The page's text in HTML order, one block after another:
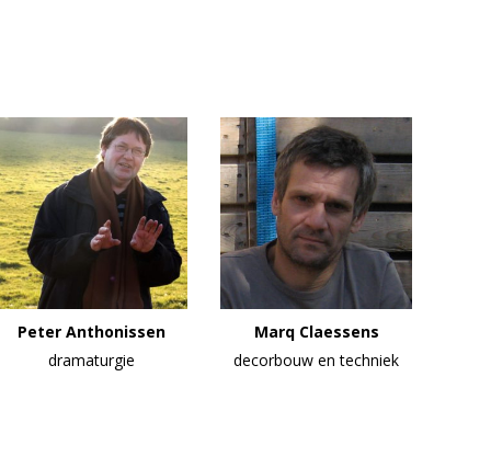
Peter Anthonissen
dramaturgie
Marq Claessens
decorbouw en techniek